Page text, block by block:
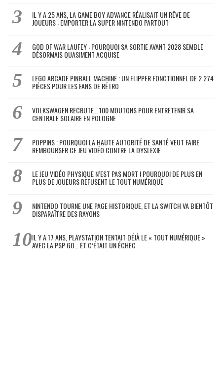
IL Y A 25 ANS, LA GAME BOY ADVANCE RÉALISAIT UN RÊVE DE
JOUEURS : EMPORTER LA SUPER NINTENDO PARTOUT
GOD OF WAR LAUFEY : POURQUOI SA SORTIE AVANT 2028 SEMBLE
DÉSORMAIS QUASIMENT ACQUISE
LEGO ARCADE PINBALL MACHINE : UN FLIPPER FONCTIONNEL DE 2 274
PIÈCES POUR LES FANS DE RÉTRO
VOLKSWAGEN RECRUTE… 100 MOUTONS POUR ENTRETENIR SA
CENTRALE SOLAIRE EN POLOGNE
POPPINS : POURQUOI LA HAUTE AUTORITÉ DE SANTÉ VEUT FAIRE
REMBOURSER CE JEU VIDÉO CONTRE LA DYSLEXIE
LE JEU VIDÉO PHYSIQUE N’EST PAS MORT ! POURQUOI DE PLUS EN
PLUS DE JOUEURS REFUSENT LE TOUT NUMÉRIQUE
NINTENDO TOURNE UNE PAGE HISTORIQUE, ET LA SWITCH VA BIENTÔT
DISPARAÎTRE DES RAYONS
IL Y A 17 ANS, PLAYSTATION TENTAIT DÉJÀ LE « TOUT NUMÉRIQUE »
AVEC LA PSP GO… ET C’ÉTAIT UN ÉCHEC